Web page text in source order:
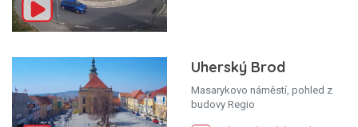
Uherský Brod
Masarykovo náměstí, pohled z
budovy Regio